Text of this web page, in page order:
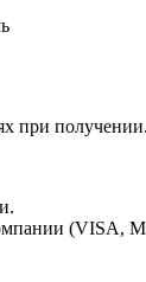
при получении.
(VISA,